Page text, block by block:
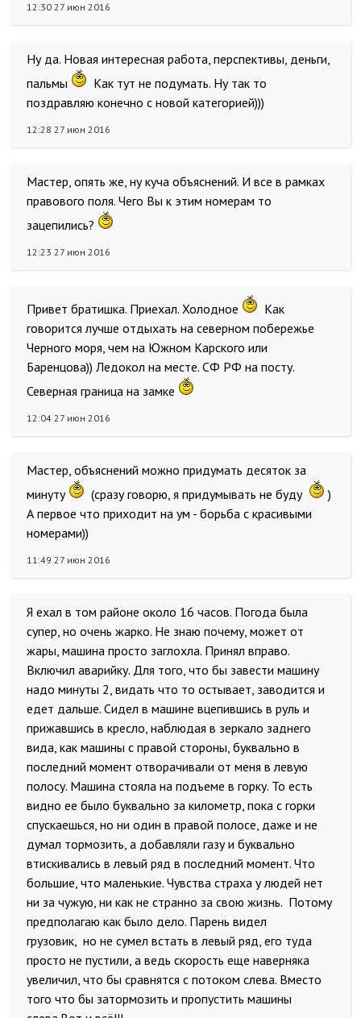
12:30 27 июн 2016
Ну да. Новая интересная работа, перспективы, деньги,
пальмы
Как тут не подумать. Ну так то
поздравляю конечно с новой категорией)))
12:28 27 июн 2016
Мастер, опять же, ну куча объяснений. И все в рамках
правового поля. Чего Вы к этим номерам то
зацепились?
12:23 27 июн 2016
Привет братишка. Приехал. Холодное
Как
говорится лучше отдыхать на северном побережье
Черного моря, чем на Южном Карского или
Баренцова)) Ледокол на месте. СФ РФ на посту.
Северная граница на замке
12:04 27 июн 2016
Мастер, объяснений можно придумать десяток за
минуту
(сразу говорю, я придумывать не буду
)
А первое что приходит на ум - борьба с красивыми
номерами))
11:49 27 июн 2016
Я ехал в том районе около 16 часов. Погода была
супер, но очень жарко. Не знаю почему, может от
жары, машина просто заглохла. Принял вправо.
Включил аварийку. Для того, что бы завести машину
надо минуты 2, видать что то остывает, заводится и
едет дальше. Сидел в машине вцепившись в руль и
прижавшись в кресло, наблюдая в зеркало заднего
вида, как машины с правой стороны, буквально в
последний момент отворачивали от меня в левую
полосу. Машина стояла на подъеме в горку. То есть
видно ее было буквально за километр, пока с горки
спускаешься, но ни один в правой полосе, даже и не
думал тормозить, а добавляли газу и буквально
втискивались в левый ряд в последний момент. Что
большие, что маленькие. Чувства страха у людей нет
ни за чужую, ни как не странно за свою жизнь. Потому
предполагаю как было дело. Парень видел
грузовик, но не сумел встать в левый ряд, его туда
просто не пустили, а ведь скорость еще наверняка
увеличил, что бы сравнятся с потоком слева. Вместо
того что бы затормозить и пропустить машины